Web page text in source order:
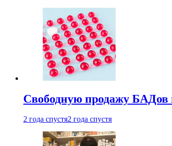
Свободную продажу БАДов
2 года спустя2 года спустя